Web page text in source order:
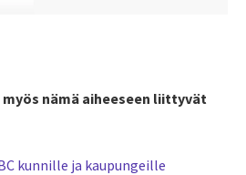
nämä aiheeseen liittyvät
kunnille ja kaupungeille